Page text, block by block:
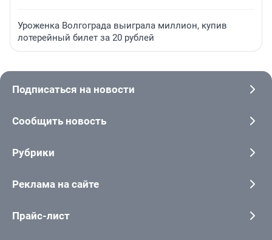
Уроженка Волгограда выиграла миллион, купив
лотерейный билет за 20 рублей
Подписаться на новости
Сообщить новость
Рубрики
Реклама на сайте
Прайс-лист